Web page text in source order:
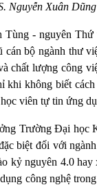
Nguyễn Xuân
Tùng - nguyên
bộ ngành thư
chất lượng công
khi không biết
viên tự tin ứng
Trường Đại học
biệt đối với
kỷ nguyên 4.0
công nghệ